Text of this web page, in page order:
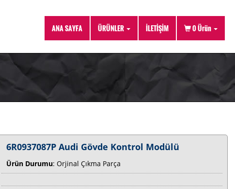
ANA SAYFA ÜRÜNLER İLETİŞİM 0Ürün
6R0937087P Audi Gövde Kontrol Modülü
Ürün Durumu: Orjinal Çıkma Parça